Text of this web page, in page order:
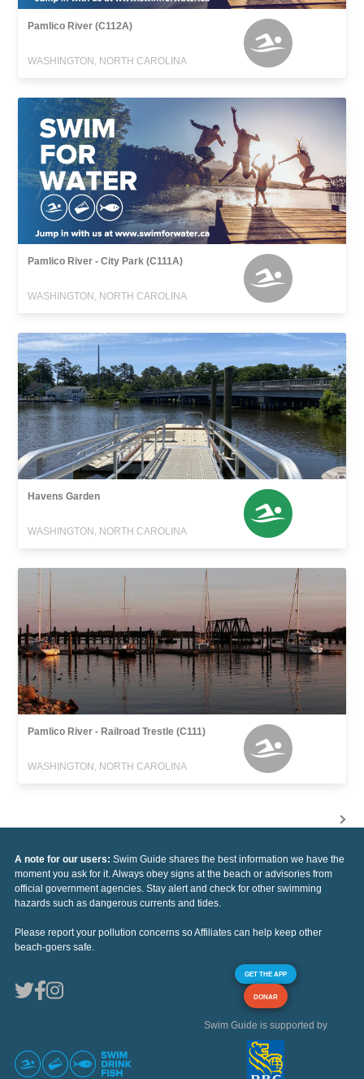
Pamlico River (C112A)
WASHINGTON, NORTH CAROLINA
Pamlico River - City Park (C111A)
WASHINGTON, NORTH CAROLINA
Havens Garden
WASHINGTON, NORTH CAROLINA
Pamlico River - Railroad Trestle (C111)
WASHINGTON, NORTH CAROLINA
A note for our users: Swim Guide shares the best information we have the
moment you ask for it. Always obey signs at the beach or advisories from
official government agencies. Stay alert and check for other swimming
hazards such as dangerous currents and tides.
Please report your pollution concerns so Affiliates can help keep other
beach-goers safe.
GET THE APP
DONAR
Swim Guide is supported by